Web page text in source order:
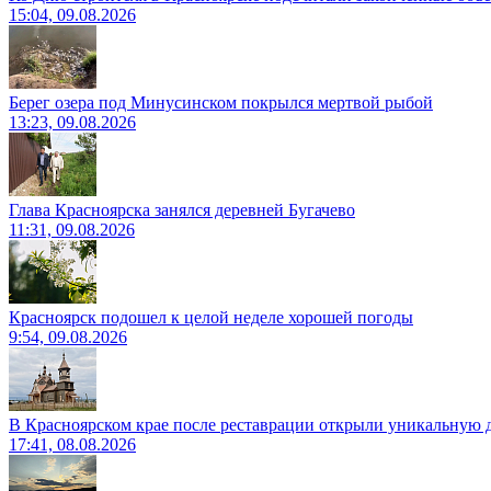
15:04, 09.08.2026
Берег озера под Минусинском покрылся мертвой рыбой
13:23, 09.08.2026
Глава Красноярска занялся деревней Бугачево
11:31, 09.08.2026
Красноярск подошел к целой неделе хорошей погоды
9:54, 09.08.2026
В Красноярском крае после реставрации открыли уникальную
17:41, 08.08.2026